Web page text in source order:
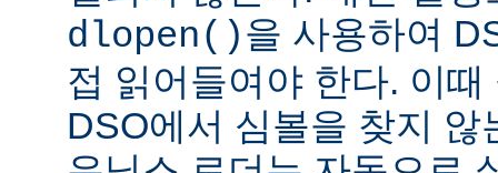
dlopen()을 사용하여
접 읽어들여야 한다. 이
DSO에서 심볼을 찾지 않